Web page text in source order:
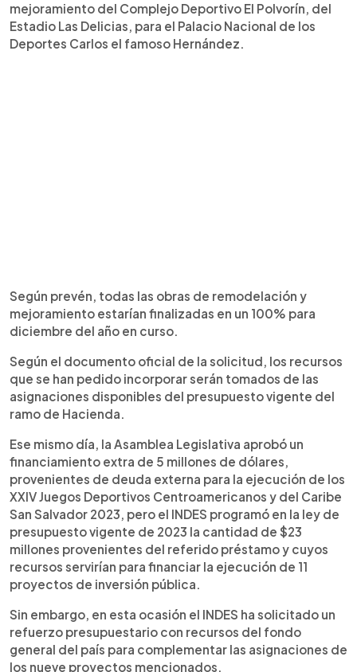
mejoramiento del Complejo Deportivo El Polvorín, del
Estadio Las Delicias, para el Palacio Nacional de los
Deportes Carlos el famoso Hernández.
Según prevén, todas las obras de remodelación y
mejoramiento estarían finalizadas en un 100% para
diciembre del año en curso.
Según el documento oficial de la solicitud, los recursos
que se han pedido incorporar serán tomados de las
asignaciones disponibles del presupuesto vigente del
ramo de Hacienda.
Ese mismo día, la Asamblea Legislativa aprobó un
financiamiento extra de 5 millones de dólares,
provenientes de deuda externa para la ejecución de los
XXIV Juegos Deportivos Centroamericanos y del Caribe
San Salvador 2023, pero el INDES programó en la ley de
presupuesto vigente de 2023 la cantidad de $23
millones provenientes del referido préstamo y cuyos
recursos servirían para financiar la ejecución de 11
proyectos de inversión pública.
Sin embargo, en esta ocasión el INDES ha solicitado un
refuerzo presupuestario con recursos del fondo
general del país para complementar las asignaciones de
los nueve proyectos mencionados.